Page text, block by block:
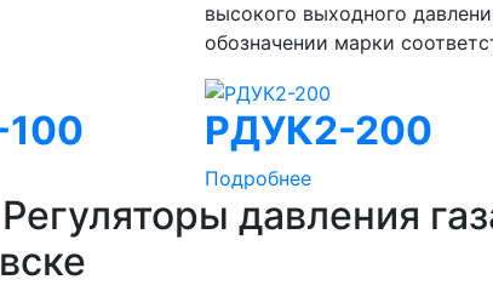
высокого выходного
обозначении марки
РДУК2-200
Подробнее
давления